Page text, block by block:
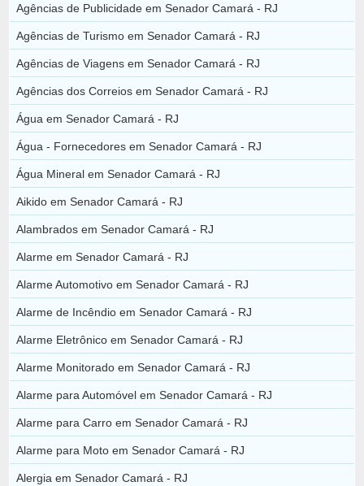
Agências de Publicidade em Senador Camará - RJ
Agências de Turismo em Senador Camará - RJ
Agências de Viagens em Senador Camará - RJ
Agências dos Correios em Senador Camará - RJ
Água em Senador Camará - RJ
Água - Fornecedores em Senador Camará - RJ
Água Mineral em Senador Camará - RJ
Aikido em Senador Camará - RJ
Alambrados em Senador Camará - RJ
Alarme em Senador Camará - RJ
Alarme Automotivo em Senador Camará - RJ
Alarme de Incêndio em Senador Camará - RJ
Alarme Eletrônico em Senador Camará - RJ
Alarme Monitorado em Senador Camará - RJ
Alarme para Automóvel em Senador Camará - RJ
Alarme para Carro em Senador Camará - RJ
Alarme para Moto em Senador Camará - RJ
Alergia em Senador Camará - RJ